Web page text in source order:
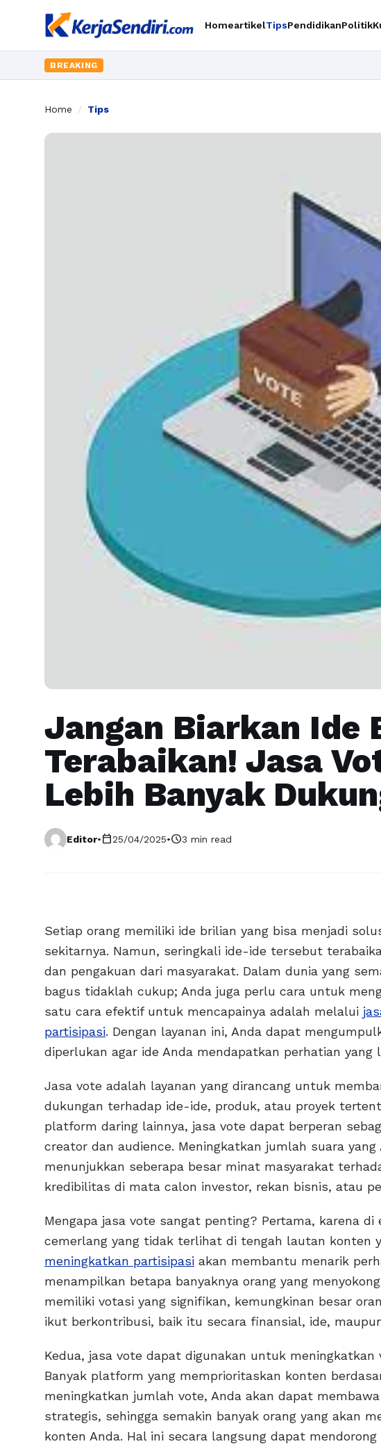
HomeartikelTipsPendidikanPolitik
BREAKING
Home / Tips
Jangan Biarkan Ide
Terabaikan! Jasa
Lebih Banyak
Editor•calendar_today25/04/2025•schedule3 min read
Setiap orang memiliki ide brilian yang bisa menjadi
sekitarnya. Namun, seringkali ide-ide tersebut
dan pengakuan dari masyarakat. Dalam dunia yang
bagus tidaklah cukup; Anda juga perlu cara untuk
satu cara efektif untuk mencapainya adalah melalui
partisipasi. Dengan layanan ini, Anda dapat
diperlukan agar ide Anda mendapatkan perhatian yang
Jasa vote adalah layanan yang dirancang untuk
dukungan terhadap ide-ide, produk, atau proyek
platform daring lainnya, jasa vote dapat berperan
creator dan audience. Meningkatkan jumlah suara
menunjukkan seberapa besar minat masyarakat
kredibilitas di mata calon investor, rekan bisnis, atau
Mengapa jasa vote sangat penting? Pertama, karena
cemerlang yang tidak terlihat di tengah lautan konten
meningkatkan partisipasi akan membantu menarik
menampilkan betapa banyaknya orang yang
memiliki votasi yang signifikan, kemungkinan besar
ikut berkontribusi, baik itu secara finansial, ide,
Kedua, jasa vote dapat digunakan untuk
Banyak platform yang memprioritaskan konten
meningkatkan jumlah vote, Anda akan dapat
strategis, sehingga semakin banyak orang yang akan
konten Anda. Hal ini secara langsung dapat